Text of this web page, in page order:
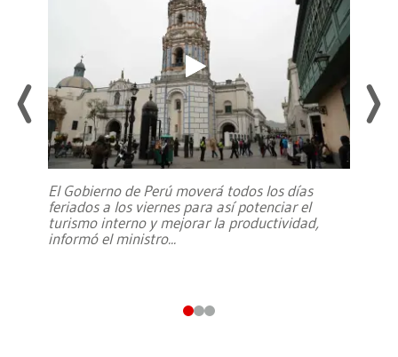
El Gobierno de Perú moverá todos los días
feriados a los viernes para así potenciar el
turismo interno y mejorar la productividad,
informó el ministro...